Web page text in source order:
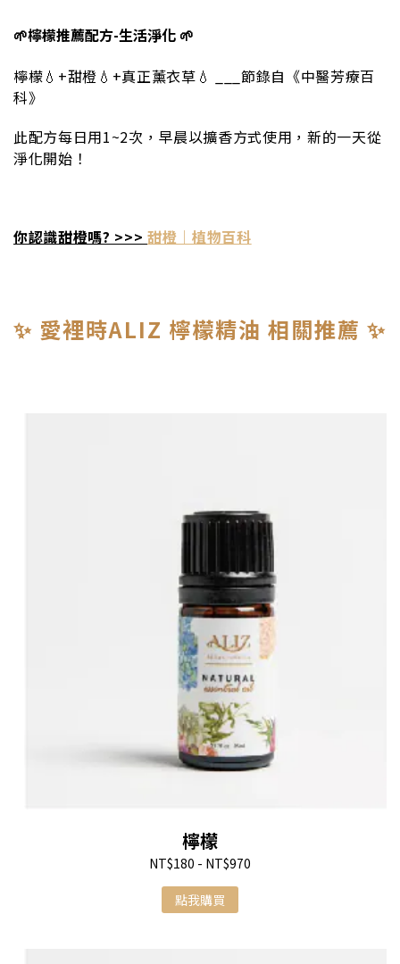
🌱檸檬推薦配方-生活淨化 🌱
檸檬💧+甜橙💧+真正薰衣草💧 ___節錄自《中醫芳療百
科》
此配方每日用1~2次，早晨以擴香方式使用，新的一天從
淨化開始！
你認識甜橙嗎? >>> 甜橙｜植物百科
✨ 愛裡時ALIZ 檸檬精油 相關推薦 ✨
檸檬
NT$180 - NT$970
點我購買